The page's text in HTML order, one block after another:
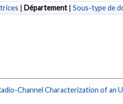
| Département| Sous-type de
Channel Characterization of an